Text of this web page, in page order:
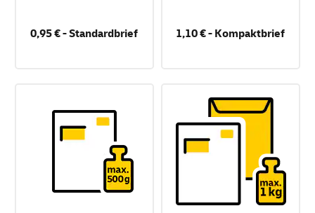
0,95 € - Standardbrief 1,10 € - Kompaktbrief